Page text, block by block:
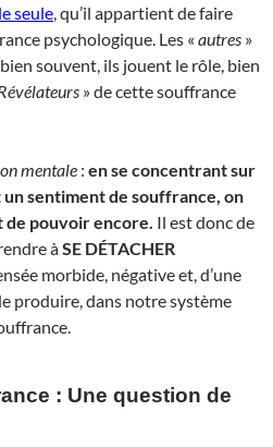
seule , qu’il appartient de faire
psychologique. Les « autres »
souvent, ils jouent le rôle, bien
» de cette souffrance
mentale : en se concentrant sur
sentiment de souffrance, on
pouvoir encore. Il est donc de
àSE DÉTACHER
morbide, négative et, d’une
produire, dans notre système
: Une question de